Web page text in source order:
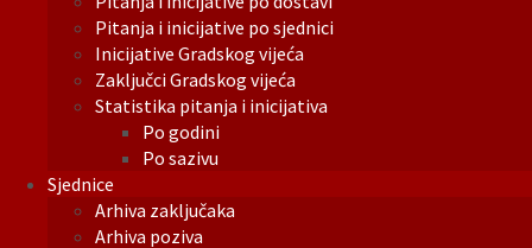
Pitanja i inicijative po sjednici
Inicijative Gradskog vijeća
Zaključci Gradskog vijeća
Statistika pitanja i inicijativa
Po godini
Po sazivu
Sjednice
Arhiva zaključaka
Arhiva poziva